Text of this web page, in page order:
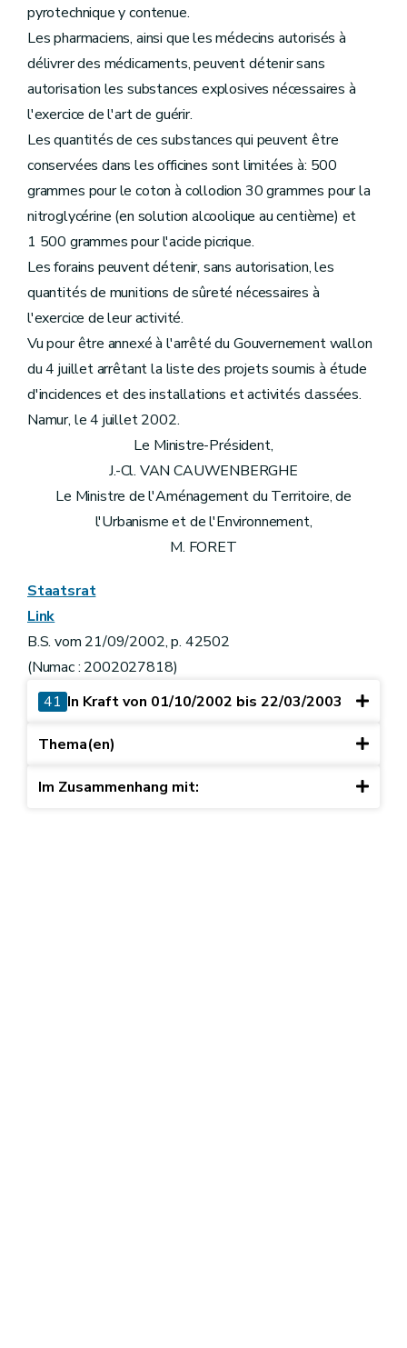
pyrotechnique y contenue.
Les pharmaciens, ainsi que les médecins autorisés à
délivrer des médicaments, peuvent détenir sans
autorisation les substances explosives nécessaires à
l'exercice de l'art de guérir.
Les quantités de ces substances qui peuvent être
conservées dans les officines sont limitées à: 500
grammes pour le coton à collodion 30 grammes pour la
nitroglycérine (en solution alcoolique au centième) et
1 500 grammes pour l'acide picrique.
Les forains peuvent détenir, sans autorisation, les
quantités de munitions de sûreté nécessaires à
l'exercice de leur activité.
Vu pour être annexé à l'arrêté du Gouvernement wallon
du 4 juillet arrêtant la liste des projets soumis à étude
d'incidences et des installations et activités classées.
Namur, le 4 juillet 2002.
Le Ministre-Président,
J.-Cl. VAN CAUWENBERGHE
Le Ministre de l'Aménagement du Territoire, de
l'Urbanisme et de l'Environnement,
M. FORET
Staatsrat
Link
B.S. vom 21/09/2002, p. 42502
(Numac : 2002027818)
41 In Kraft von 01/10/2002 bis 22/03/2003
Thema(en)
Im Zusammenhang mit: